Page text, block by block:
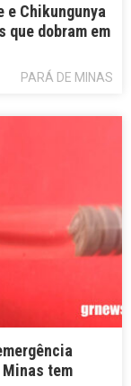
e Chikungunya
que dobram em
PARÁ DE MINAS
Minas tem